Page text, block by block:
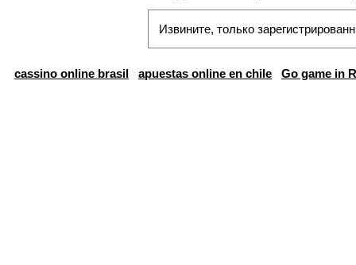
Извините, только
cassino online brasil apuestas online en chile Go game in